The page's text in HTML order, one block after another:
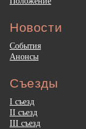
Новости
События
Анонсы
Съезды
I съезд
II съезд
III съезд